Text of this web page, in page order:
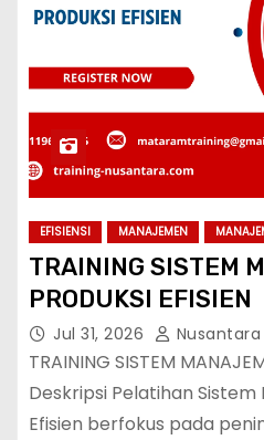
EFISIENSI MANAJEMEN
TRAINING SISTEM
PRODUKSI EFISIEN
Jul 31, 2026 Nusantara
TRAINING SISTEM
Deskripsi Pelatihan
Efisien berfokus pada